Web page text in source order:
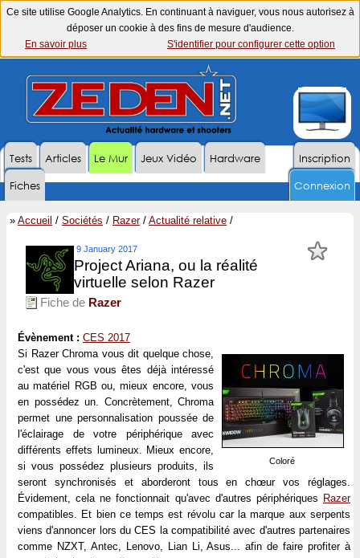
Ce site utilise Google Analytics. En continuant à naviguer, vous nous autorisez à
déposer un cookie à des fins de mesure d'audience.
En savoir plus
S'identifier pour configurer cette option
Inscription
Tests Articles Le Mur Jeux Vidéo
Hardware
Fiches
Connexion
» Accueil / Sociétés / Razer/ Actualité relative /
9 January 2017
Project Ariana, ou la réalité
virtuelle selon Razer
Fiche de Razer
Évènement : CES 2017
Coloré
Si Razer Chroma vous dit quelque chose,
c'est que vous vous êtes déjà intéressé
au matériel RGB ou, mieux encore, vous
en possédez un. Concrètement, Chroma
permet une personnalisation poussée de
l'éclairage de votre périphérique avec
différents effets lumineux. Mieux encore,
si vous possédez plusieurs produits, ils
seront synchronisés et aborderont tous en chœur vos réglages.
Évidement, cela ne fonctionnait qu'avec d'autres périphériques Razer
compatibles. Et bien ce temps est révolu car la marque aux serpents
viens d'annoncer lors du CES la compatibilité avec d'autres partenaires
comme NZXT, Antec, Lenovo, Lian Li, Asus... afin de faire profiter à